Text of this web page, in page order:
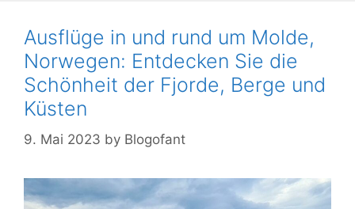
Ausflüge in und rund um Molde,
Norwegen: Entdecken Sie die
Schönheit der Fjorde, Berge und
Küsten
9. Mai 2023 by Blogofant